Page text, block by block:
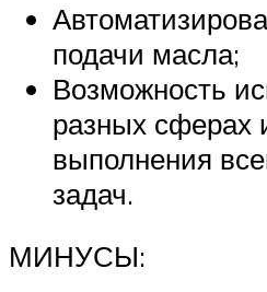
подачи масла;
Возможность
разных сферах
выполнения
задач.
МИНУСЫ: